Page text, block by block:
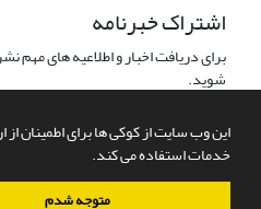
این وب سایت از کوکی ها برای اطمینان از
خدمات استفاده می کند.
متوجه شدم
اشتراک خبرنامه
برای دریافت اخبار و اطلاعیه های مهم
شوید.